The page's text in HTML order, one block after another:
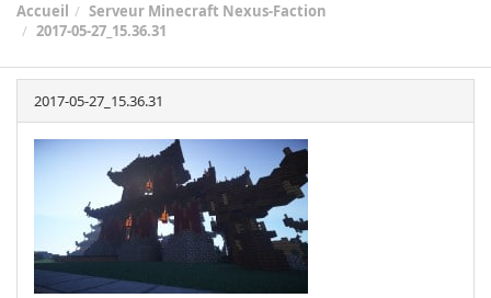
Accueil
Serveur Minecraft Nexus-Faction
2017-05-27_15.36.31
2017-05-27_15.36.31